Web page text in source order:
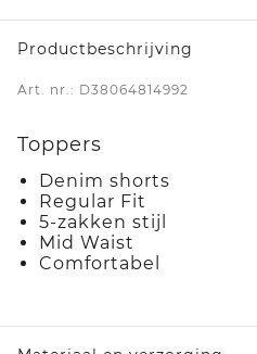
Productbeschrijving
Art. nr.: D38064814992
Toppers
Denim shorts
Regular Fit
5-zakken stijl
Mid Waist
Comfortabel